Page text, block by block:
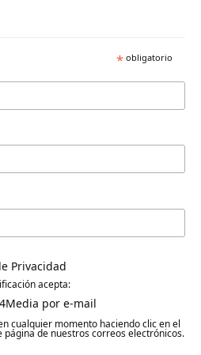
*obligatorio
Privacidad
acepta:
por e-mail
cualquier momento haciendo clic en el
página de nuestros correos electrónicos.